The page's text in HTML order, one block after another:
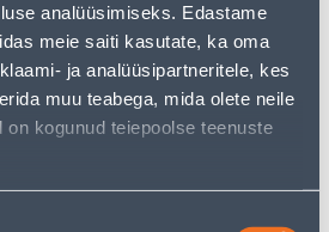
analüüsimiseks. Edastame
meie saiti kasutate, ka oma
ja analüüsipartneritele, kes
muu teabega, mida olete neile
on kogunud teiepoolse teenuste
3.59 €
2.15 € / tk
KAMPAANIA